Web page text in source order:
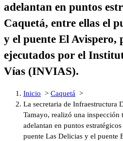
adelantan en puntos
Caquetá, entre ellas el
y el puente El Avispero,
ejecutados por el
Vías (INVIAS).
Inicio > Caquetá >
La secretaria de Infraestructura
Tamayo, realizó una inspección
adelantan en puntos
puente Las Delicias y el puente